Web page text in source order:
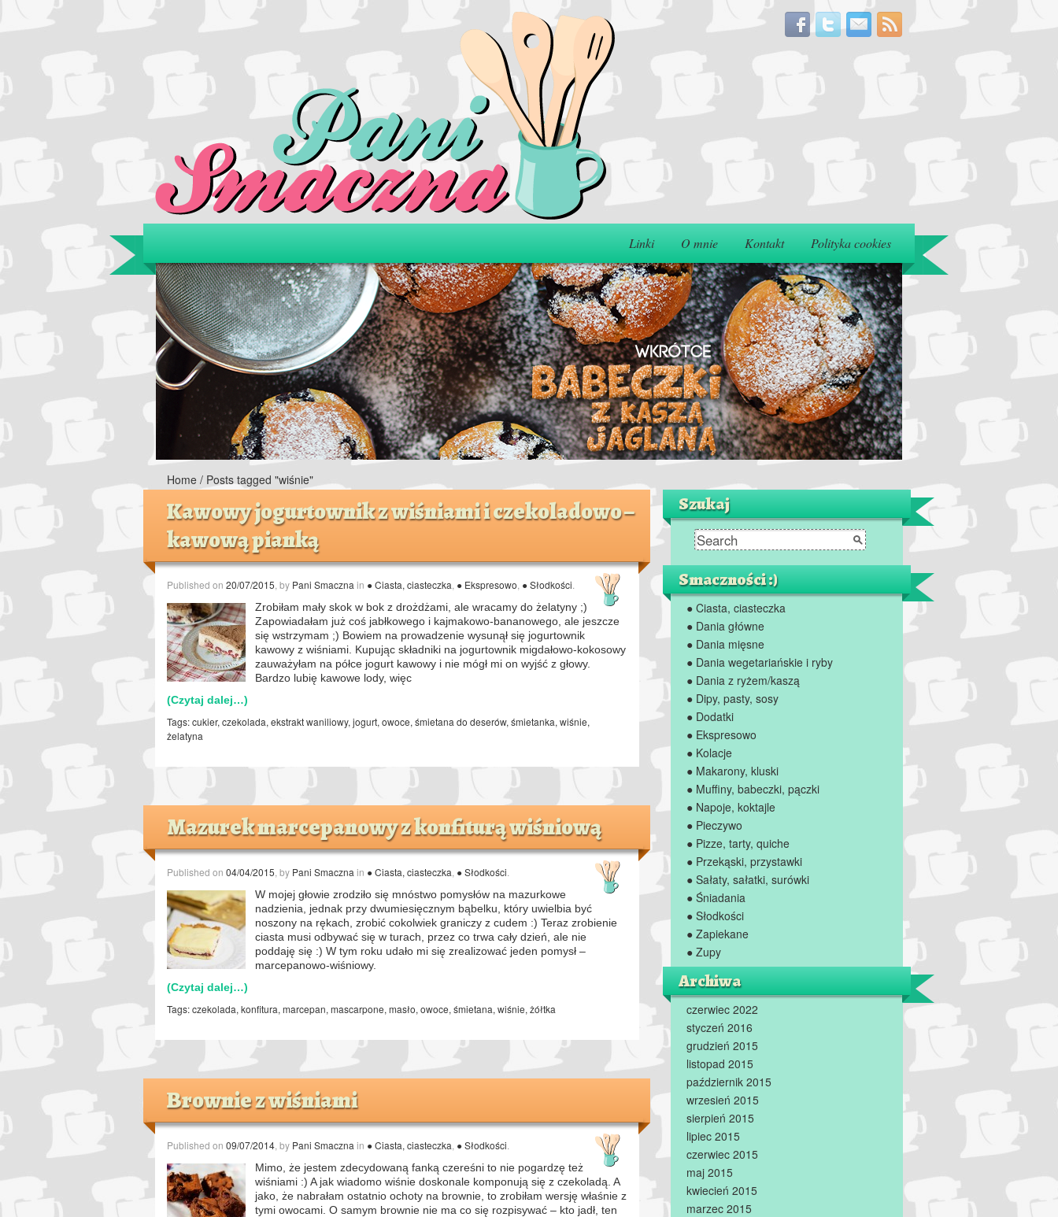
Linki O mnie Kontakt Polityka cookies
Home / Posts tagged "wiśnie"
Kawowy jogurtownik z wiśniami i czekoladowo –
kawową pianką
Published on 20/07/2015 , by Pani Smaczna in ● Ciasta, ciasteczka ● Ekspresowo ● Słodkości
Zrobiłam mały skok w bok z drożdżami, ale wracamy do żelatyny ;)
Zapowiadałam już coś jabłkowego i kajmakowo-bananowego, ale jeszcze
się wstrzymam ;) Bowiem na prowadzenie wysunął się jogurtownik
kawowy z wiśniami. Kupując składniki na jogurtownik migdałowo-kokosowy
zauważyłam na półce jogurt kawowy i nie mógł mi on wyjść z głowy.
Bardzo lubię kawowe lody, więc
(Czytaj dalej…)
Tags:cukier, czekolada, ekstrakt waniliowy, jogurt, owoce, śmietana do deserów, śmietanka, wiśnie,
żelatyna
Mazurek marcepanowy z konfiturą wiśniową
Published on 04/04/2015 , by Pani Smaczna in ● Ciasta, ciasteczka ● Słodkości
W mojej głowie zrodziło się mnóstwo pomysłów na mazurkowe
nadzienia, jednak przy dwumiesięcznym bąbelku, który uwielbia być
noszony na rękach, zrobić cokolwiek graniczy z cudem :) Teraz zrobienie
ciasta musi odbywać się w turach, przez co trwa cały dzień, ale nie
poddaję się :) W tym roku udało mi się zrealizować jeden pomysł –
marcepanowo-wiśniowy.
(Czytaj dalej…)
Tags:czekolada, konfitura, marcepan, mascarpone, masło, owoce, śmietana, wiśnie, żółtka
Brownie z wiśniami
Published on 09/07/2014 , by Pani Smaczna in ● Ciasta, ciasteczka ● Słodkości
Mimo, że jestem zdecydowaną fanką czereśni to nie pogardzę też
wiśniami :) A jak wiadomo wiśnie doskonale komponują się z czekoladą. A
jako, że nabrałam ostatnio ochoty na brownie, to zrobiłam wersję właśnie z
tymi owocami. O samym brownie nie ma co się rozpisywać – kto jadł, ten
Szukaj
Smaczności :)
● Ciasta, ciasteczka
● Dania główne
● Dania mięsne
● Dania wegetariańskie i ryby
● Dania z ryżem/kaszą
● Dipy, pasty, sosy
● Dodatki
● Ekspresowo
● Kolacje
● Makarony, kluski
● Muffiny, babeczki, pączki
● Napoje, koktajle
● Pieczywo
● Pizze, tarty, quiche
● Przekąski, przystawki
● Sałaty, sałatki, surówki
● Śniadania
● Słodkości
● Zapiekane
● Zupy
Archiwa
czerwiec 2022
styczeń 2016
grudzień 2015
listopad 2015
październik 2015
wrzesień 2015
sierpień 2015
lipiec 2015
czerwiec 2015
maj 2015
kwiecień 2015
marzec 2015